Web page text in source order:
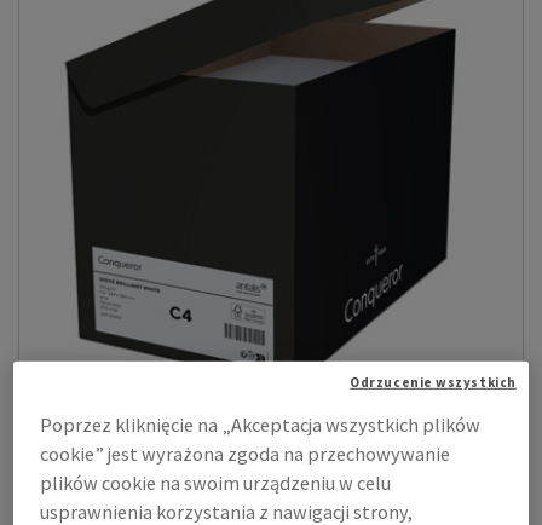
Conqueror Wove Envelopes
Kolekcja Conqueror Wove oferuje szeroki wybór kopert, które
pasują do ekskluzywnego pap...
Poprzez kliknięcie na „Akceptacja wszystkich plików
cookie” jest wyrażona zgoda na przechowywanie
plików cookie na swoim urządzeniu w celu
usprawnienia korzystania z nawigacji strony,
Odrzucenie wszystkich